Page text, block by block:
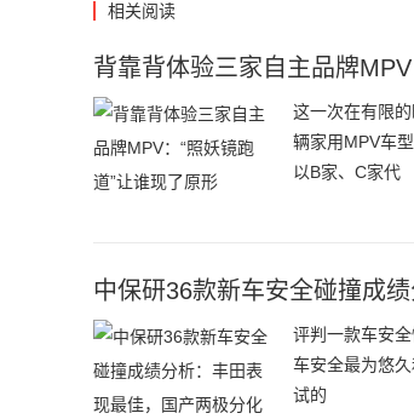
相关阅读
背靠背体验三家自主品牌
这一次在有限
辆家用MPV车
以B家、C家代
中保研36款新车安全碰撞成
评判一款车安
车安全最为悠
试的